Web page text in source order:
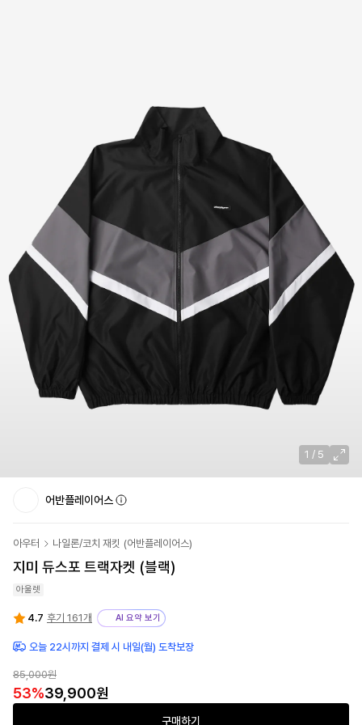
1 / 5
어반플레이어스
아우터 나일론/코치 재킷 (어반플레이어스)
지미 듀스포 트랙자켓 (블랙)
아울렛
4.7 후기 161개 AI 요약 보기
오늘 22시까지 결제 시 내일(월) 도착보장
85,000원
53%39,900원
구매하기